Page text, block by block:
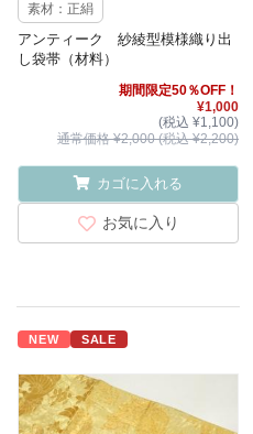
素材：正絹
アンティーク 紗綾型模様織り出
し袋帯（材料）
期間限定50％OFF！
¥1,000
(税込 ¥1,100)
通常価格 ¥2,000 (税込 ¥2,200)
カゴに入れる
お気に入り
NEW SALE